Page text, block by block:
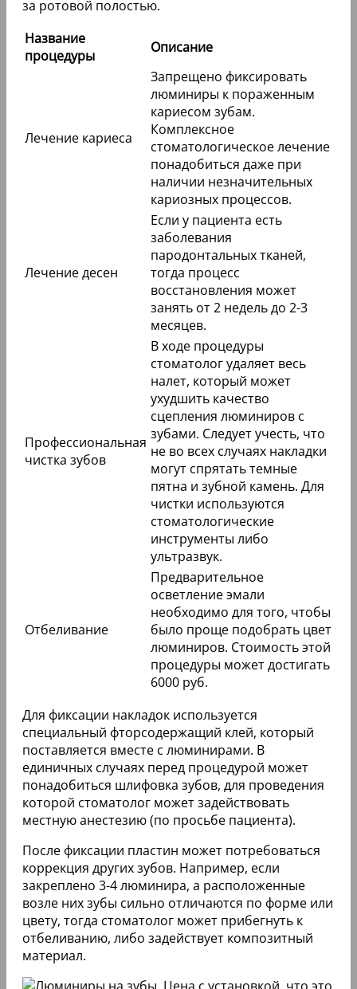
Читайте также:
Пластины на зубы для детей для
выравнивания. Цена, отзывы
Люминиры на зубы (цена микропротезирования
во многом зависит от того, нужно ли пациенту
перед проведением процедуры лечить зубы,
десна) нельзя ставить при бруксизме, так как в
противном случае накладки могут быстро
Но вероятность поломки можно существенно
снизить, если в ночное время использовать
специальные защитные капы. Перед
проведением микропротезирования стоматолог
изучает зубной ряд пациента, сделав для этого
рентген либо 3D-томографию.
После этого составляется подробный план
предстоящих работ. Перед установкой
люминиров должны быть проведены
подготовительные работы, длительность
которых зависит от того, в каком состоянии
находятся коронки. Зубы, а также все
прилегающие к ним ткани должны быть
абсолютно здоровыми. Подготовка к установке
люминиров включает в себя комплексный уход
за ротовой полостью.
Описание
Запрещено фиксировать
люминиры к пораженным
кариесом зубам.
Комплексное
понадобиться даже при
наличии незначительных
кариозных процессов.
Лечение десен
Если у пациента есть
заболевания
пародонтальных тканей,
тогда процесс
восстановления может
занять от 2 недель до 2-3
месяцев.
В ходе процедуры
стоматолог удаляет весь
налет, который может
ухудшить качество
зубами. Следует учесть, что